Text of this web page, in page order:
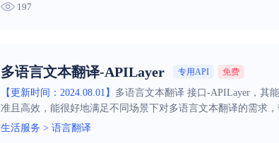
197
多语言文本翻译-APILayer 专用API 免费
【更新时间：2024.08.01】 多语言文本翻译 接口-APILayer，其
准且高效，能很好地满足不同场景下对多语言文本翻译的需求，
生活服务 > 语言翻译